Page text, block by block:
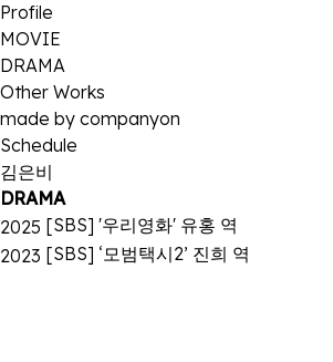
Profile
MOVIE
DRAMA
Other Works
made by companyon
Schedule
김은비
DRAMA
2025 [SBS] '우리영화' 유홍 역
2023 [SBS] ‘모범택시2’ 진희 역